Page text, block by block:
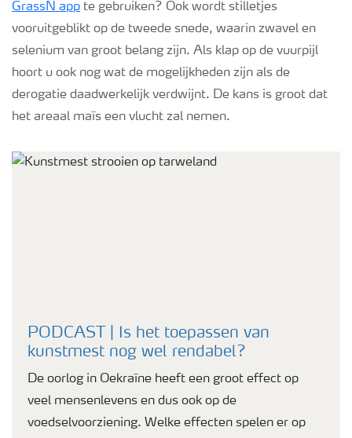
GrassN app te gebruiken? Ook wordt stilletjes
vooruitgeblikt op de tweede snede, waarin zwavel en
selenium van groot belang zijn. Als klap op de vuurpijl
hoort u ook nog wat de mogelijkheden zijn als de
derogatie daadwerkelijk verdwijnt. De kans is groot dat
het areaal maïs een vlucht zal nemen.
PODCAST | Is het toepassen van
kunstmest nog wel rendabel?
De oorlog in Oekraïne heeft een groot effect op
veel mensenlevens en dus ook op de
voedselvoorziening. Welke effecten spelen er op